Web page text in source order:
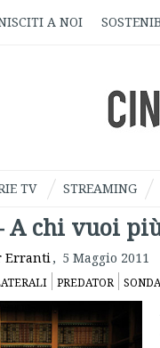
A NOI
TV STREAMING
A chi vuoi
Erranti, 5 Maggio 2011
PREDATOR